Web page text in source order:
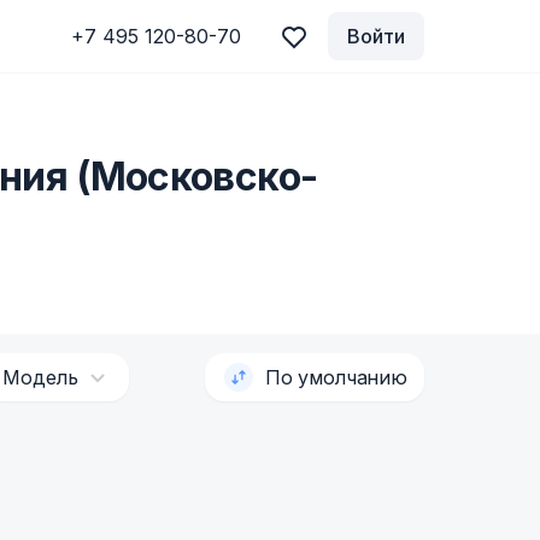
+7 495 120-80-70 Войти
(Московско-
Модель По умолчанию